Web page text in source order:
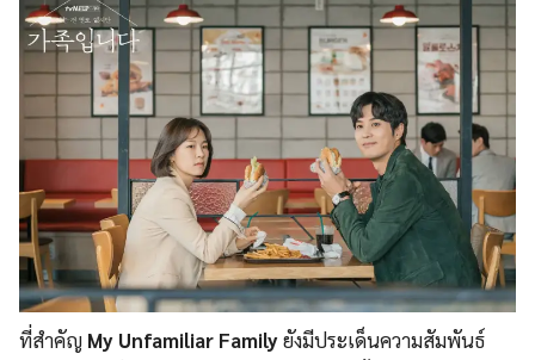
ที่สำคัญ My Unfamiliar Familyยังมีประเด็นความสัมพันธ์